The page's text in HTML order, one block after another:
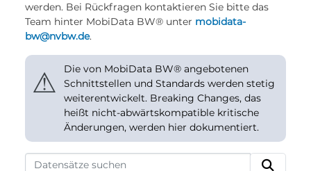
werden. Bei Rückfragen kontaktieren Sie bitte das
Team hinter MobiData BW® unter mobidata-
bw@nvbw.de.
⚠
Die von MobiData BW® angebotenen
Schnittstellen und Standards werden stetig
weiterentwickelt. Breaking Changes, das
heißt nicht-abwärtskompatible kritische
Änderungen, werden hier dokumentiert.